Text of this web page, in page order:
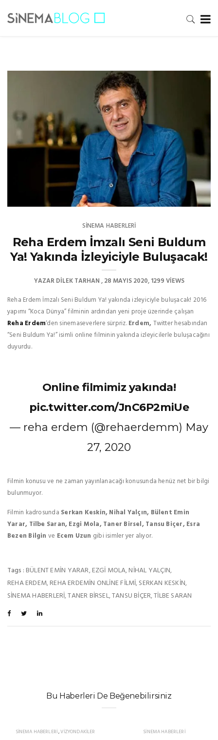
SINEMA HABERLERI
Reha Erdem İmzalı Seni Buldum
Ya! Yakında İzleyiciyle Buluşacak!
YAZARDILEK TARHAN 28 MAYIS 2020 1299 VIEWS
Reha Erdem İmzalı Seni Buldum Ya! yakında izleyiciyle buluşacak! 2016
yapımı “Koca Dünya” filminin ardından yeni proje üzerinde çalışan
Reha Erdem‘den sinemaseverlere sürpriz.Erdem, Twitter hesabından
“Seni Buldum Ya!” isimli online filminin yakında izleyicilerle buluşacağını
duyurdu.
Online filmimiz yakında!
pic.twitter.com/JnC6P2miUe
— reha erdem (@rehaerdemm) May
27, 2020
Filmin konusu ve ne zaman yayınlanacağı konusunda henüz net bir bilgi
bulunmuyor.
Filmin kadrosunda Serkan Keskin, Nihal Yalçın, Bülent Emin
Yarar, Tilbe Saran, Ezgi Mola, Taner Birsel, Tansu Biçer, Esra
Bezen Bilgin ve Ecem Uzun gibi isimler yer alıyor.
Tags : BÜLENT EMIN YARAR,EZGI MOLA,NIHAL YALÇIN,
REHA ERDEM,REHA ERDEMIN ONLINE FILMI,SERKAN KESKIN,
SINEMA HABERLERI,TANER BIRSEL,TANSU BIÇER,TILBE SARAN
Bu Haberleri De Beğenebilirsiniz
SINEMA HABERLERI,VIZYONDAKILER SINEMA HABERLERI